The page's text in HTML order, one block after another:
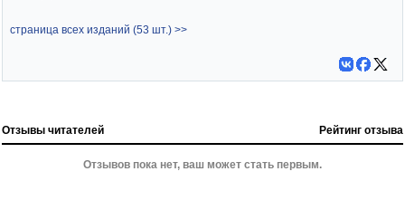
страница всех изданий (53 шт.) >>
Отзывы читателей Рейтинг отзыва
Отзывов пока нет, ваш может стать первым.